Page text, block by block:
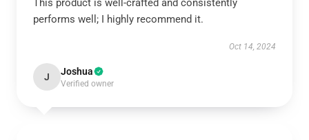
This product is well-crafted and consistently
performs well; I highly recommend it.
Oct 14, 2024
J Joshua
Verified owner